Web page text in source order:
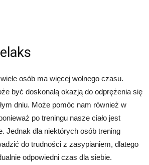
osób ma więcej wolnego czasu.
być doskonałą okazją do odprężenia się
dniu. Może pomóc nam również w
po treningu nasze ciało jest
Jednak dla niektórych osób trening
do trudności z zasypianiem, dlatego
odpowiedni czas dla siebie.